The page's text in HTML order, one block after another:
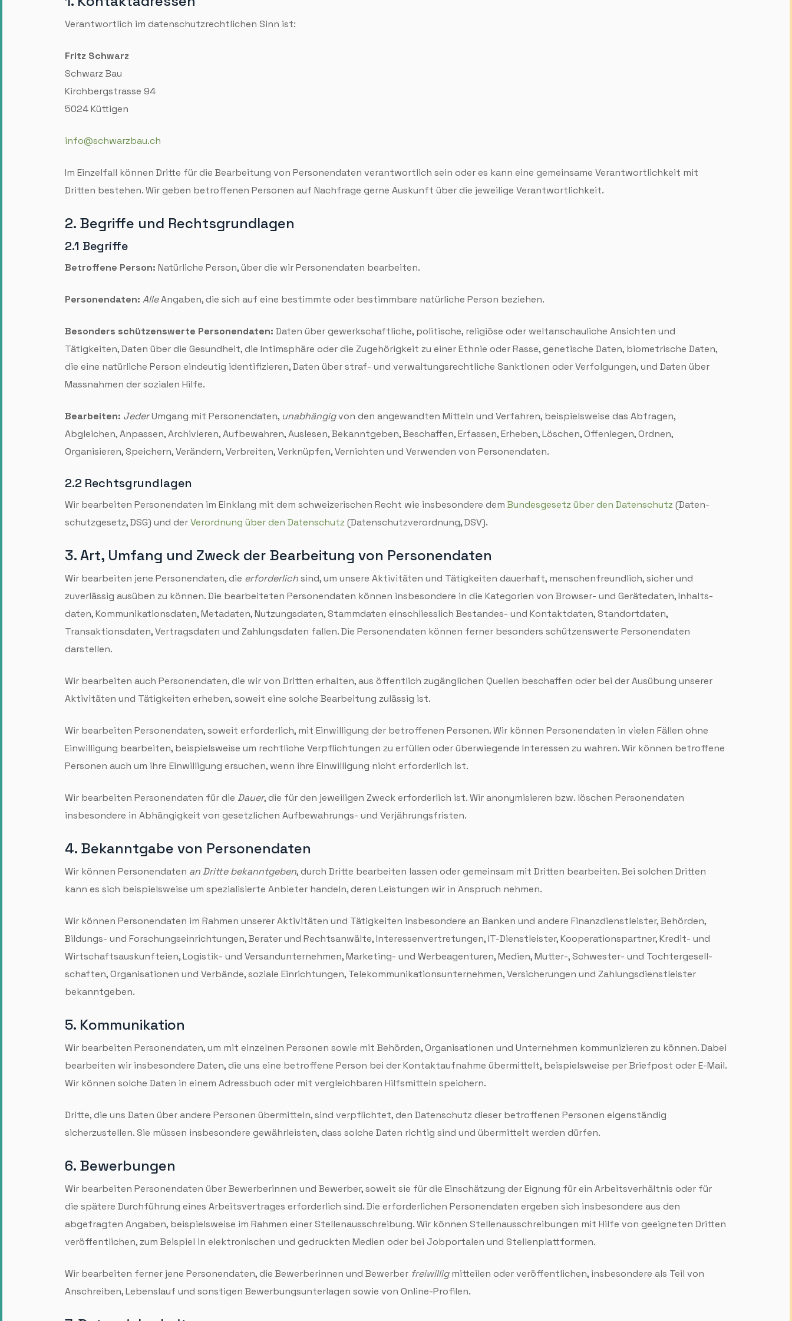
Verantwortlich im daten­schutz­rechtlichen Sinn ist:
Fritz Schwarz
Schwarz Bau
Kirchbergstrasse 94
5024 Küttigen
info@schwarzbau.ch
Im Einzel­fall können Dritte für die Bearbeitung von Personen­daten verantwortlich sein oder es kann eine gemeinsame Verant­wortlich­keit mit
Dritten bestehen. Wir geben betroffenen Personen auf Nach­frage gerne Auskunft über die jeweilige Verant­wort­lich­keit.
2. Begriffe und Rechts­grundlagen
2.1 Begriffe
Betroffene Person: Natürliche Person, über die wir Personen­daten bearbeiten.
Personen­daten: AlleAngaben, die sich auf eine bestimmte oder bestimmbare natürliche Person beziehen.
Besonders schützenswerte Personen­daten: Daten über gewerk­schaftliche, politische, religiöse oder welt­anschauliche Ansichten und
Tätigkeiten, Daten über die Gesund­heit, die Intim­sphäre oder die Zugehörigkeit zu einer Ethnie oder Rasse, genetische Daten, biometrische Daten,
die eine natürliche Person eindeutig identifizieren, Daten über straf- und verwaltungs­rechtliche Sanktionen oder Verfolgungen, und Daten über
Mass­nahmen der sozialen Hilfe.
Bearbeiten: JederUmgang mit Personen­daten, unabhängigvon den angewandten Mitteln und Verfahren, beispielsweise das Abfragen,
Abgleichen, Anpassen, Archivieren, Aufbewahren, Auslesen, Bekannt­geben, Beschaffen, Erfassen, Erheben, Löschen, Offenlegen, Ordnen,
Organisieren, Speichern, Verändern, Verbreiten, Verknüpfen, Vernichten und Verwenden von Personen­daten.
2.2 Rechts­grundlagen
Wir bearbeiten Personen­daten im Einklang mit dem schweizerischen Recht wie insbesondere dem Bundes­gesetz über den Daten­schutz(Daten­
schutz­gesetz, DSG) und derVerordnung über den Daten­schutz(Daten­schutz­verordnung, DSV).
3. Art, Umfang und Zweck der Bearbeitung von Personen­daten
Wir bearbeiten jene Personen­daten, die erforderlichsind, um unsere Aktivitäten und Tätig­keiten dauerhaft, menschen­freundlich, sicher und
zuverlässig ausüben zu können. Die bearbeiteten Personen­daten können insbesondere in die Kategorien von Browser- und Gerätedaten, Inhalts­
daten, Kommuni­kations­daten, Meta­daten, Nutzungs­daten, Stamm­daten einschliesslich Bestandes- und Kontakt­daten, Standort­daten,
Transaktions­daten, Vertrags­daten und Zahlungs­daten fallen. Die Personen­daten können ferner besonders schützens­werte Personen­daten
darstellen.
Wir bearbeiten auch Personen­daten, die wir von Dritten erhalten, aus öffentlich zugäng­lichen Quellen beschaffen oder bei der Ausübung unserer
Aktivitäten und Tätig­keiten erheben, soweit eine solche Bearbeitung zulässig ist.
Wir bearbeiten Personen­daten, soweit erforderlich, mit Ein­willigung der betroffenen Personen. Wir können Personen­daten in vielen Fällen ohne
Ein­willigung bearbeiten, beispiels­weise um rechtliche Ver­pflichtungen zu erfüllen oder über­wiegende Interessen zu wahren. Wir können betroffene
Personen auch um ihre Ein­willigung ersuchen, wenn ihre Ein­willigung nicht erforder­lich ist.
Wir bearbeiten Personen­daten für die Dauer, die für den jeweiligen Zweck erforderlich ist. Wir anonymisieren bzw. löschen Personen­daten
insbesondere in Abhängigkeit von gesetzlichen Aufbewahrungs- und Verjährungs­fristen.
4. Bekanntgabe von Personen­daten
Wir können Personen­daten an Dritte bekanntgeben, durch Dritte bearbeiten lassen oder gemeinsam mit Dritten bearbeiten. Bei solchen Dritten
kann es sich beispielsweise um speziali­sierte Anbieter handeln, deren Leistungen wir in Anspruch nehmen.
Wir können Personen­daten im Rahmen unserer Aktivi­täten und Tätig­keiten insbesondere an Banken und andere Finanz­dienstleister, Behörden,
Bildungs- und Forschungs­einrichtungen, Berater und Rechts­anwälte, Interessen­vertretungen, IT-Dienst­leister, Kooperations­partner, Kredit- und
Wirtschafts­auskunfteien, Logistik- und Versand­unternehmen, Marketing- und Werbe­agenturen, Medien, Mutter-, Schwester- und Tochter­gesell­
schaften, Organi­sationen und Verbände, soziale Ein­richtungen, Tele­kommunikations­unternehmen, Ver­sicherungen und Zahlungs­dienst­leister
bekannt­geben.
5. Kommunikation
Wir bearbeiten Personen­daten, um mit einzelnen Personen sowie mit Behörden, Organi­sationen und Unternehmen kommuni­zieren zu können. Dabei
bearbeiten wir insbesondere Daten, die uns eine betroffene Person bei der Kontakt­aufnahme übermittelt, beispielsweise per Briefpost oder E-Mail.
Wir können solche Daten in einem Adress­buch oder mit vergleichbaren Hilfs­mitteln speichern.
Dritte, die uns Daten über andere Personen übermitteln, sind verpflichtet, den Daten­schutz dieser betroffenen Personen eigen­ständig
sicherzustellen. Sie müssen insbesondere gewähr­leisten, dass solche Daten richtig sind und über­mittelt werden dürfen.
6. Bewerbungen
Wir bearbeiten Personendaten über Bewerberinnen und Bewerber, soweit sie für die Einschätzung der Eignung für ein Arbeitsverhältnis oder für
die spätere Durchführung eines Arbeitsvertrages erforderlich sind. Die erforderlichen Personendaten ergeben sich insbesondere aus den
abgefragten Angaben, beispielsweise im Rahmen einer Stellenausschreibung. Wir können Stellenausschreibungen mit Hilfe von geeigneten Dritten
veröffentlichen, zum Beispiel in elektronischen und gedruckten Medien oder bei Jobportalen und Stellenplattformen.
Wir bearbeiten ferner jene Personendaten, die Bewerberinnen und Bewerber freiwilligmitteilen oder veröffentlichen, insbesondere als Teil von
Anschreiben, Lebenslauf und sonstigen Bewerbungsunterlagen sowie von Online-Profilen.